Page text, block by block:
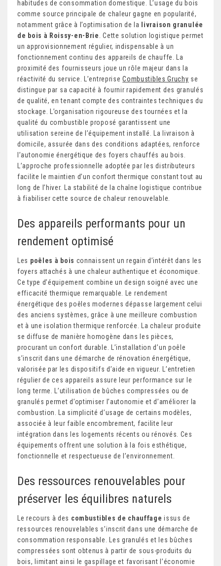
habitudes de consommation domestique. L’usage du bois
comme source principale de chaleur gagne en popularité,
notamment grâce à l’optimisation de la
livraison granulée
de bois à Roissy-en-Brie . Cette solution logistique permet
un approvisionnement régulier, indispensable à un
fonctionnement continu des appareils de chauffe. La
proximité des fournisseurs joue un rôle majeur dans la
réactivité du service. L’entrepriseCombustibles Gruchy se
distingue par sa capacité à fournir rapidement des granulés
de qualité, en tenant compte des contraintes techniques du
stockage. L’organisation rigoureuse des tournées et la
qualité du combustible proposé garantissent une
utilisation sereine de l’équipement installé. La livraison à
domicile, assurée dans des conditions adaptées, renforce
l’autonomie énergétique des foyers chauffés au bois.
L’approche professionnelle adoptée par les distributeurs
facilite le maintien d’un confort thermique constant tout au
long de l’hiver. La stabilité de la chaîne logistique contribue
à fiabiliser cette source de chaleur renouvelable.
Des appareils performants pour un
rendement optimisé
Les poêles à bois connaissent un regain d’intérêt dans les
foyers attachés à une chaleur authentique et économique.
Ce type d’équipement combine un design soigné avec une
efficacité thermique remarquable. Le rendement
énergétique des poêles modernes dépasse largement celui
des anciens systèmes, grâce à une meilleure combustion
et à une isolation thermique renforcée. La chaleur produite
se diffuse de manière homogène dans les pièces,
procurant un confort durable. L’installation d’un poêle
s’inscrit dans une démarche de rénovation énergétique,
valorisée par les dispositifs d’aide en vigueur. L’entretien
régulier de ces appareils assure leur performance sur le
long terme. L’utilisation de bûches compressées ou de
granulés permet d’optimiser l’autonomie et d’améliorer la
combustion. La simplicité d’usage de certains modèles,
associée à leur faible encombrement, facilite leur
intégration dans les logements récents ou rénovés. Ces
équipements offrent une solution à la fois esthétique,
fonctionnelle et respectueuse de l’environnement.
Des ressources renouvelables pour
préserver les équilibres naturels
Le recours à des combustibles de chauffage issus de
ressources renouvelables s’inscrit dans une démarche de
consommation responsable. Les granulés et les bûches
compressées sont obtenus à partir de sous-produits du
bois, limitant ainsi le gaspillage et favorisant l’économie